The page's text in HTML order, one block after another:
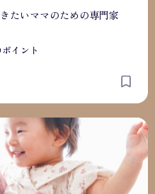
たいママのための専門家
イント
けないの？」と聞かれた